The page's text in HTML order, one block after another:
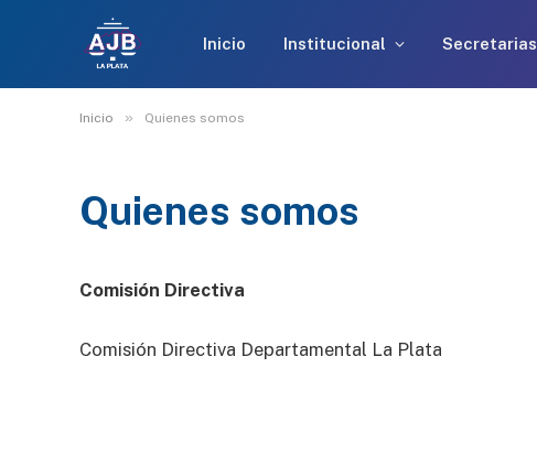
Inicio Institucional Secretarias
Inicio » Quienes somos
Quienes somos
Comisión Directiva
Comisión Directiva Departamental La Plata